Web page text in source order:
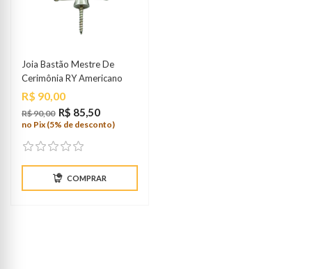
Joia Bastão Mestre De
Cerimônia RY Americano
Preço
R$ 90,00
R$ 90,00 R$ 85,50
no Pix (5% de desconto)
COMPRAR